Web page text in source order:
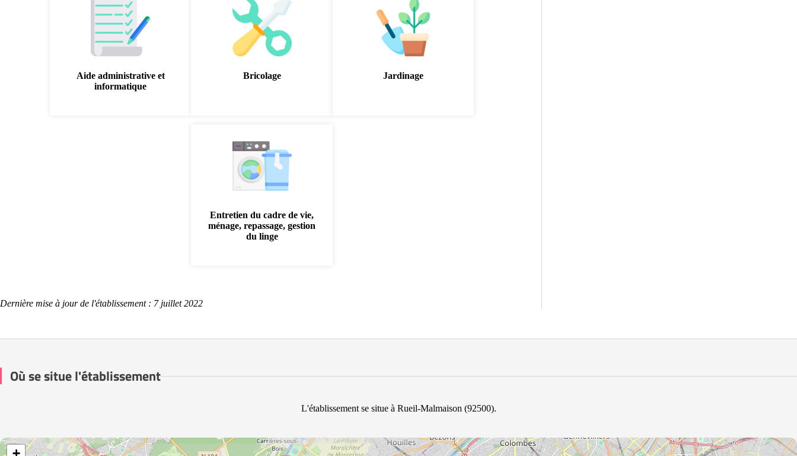
Aide administrative et
informatique
Bricolage Jardinage
Entretien du cadre de vie,
ménage, repassage, gestion
du linge
Dernière mise à jour de l'établissement : 7 juillet 2022
Où se situe l'établissement
L'établissement se situe à Rueil-Malmaison (92500).